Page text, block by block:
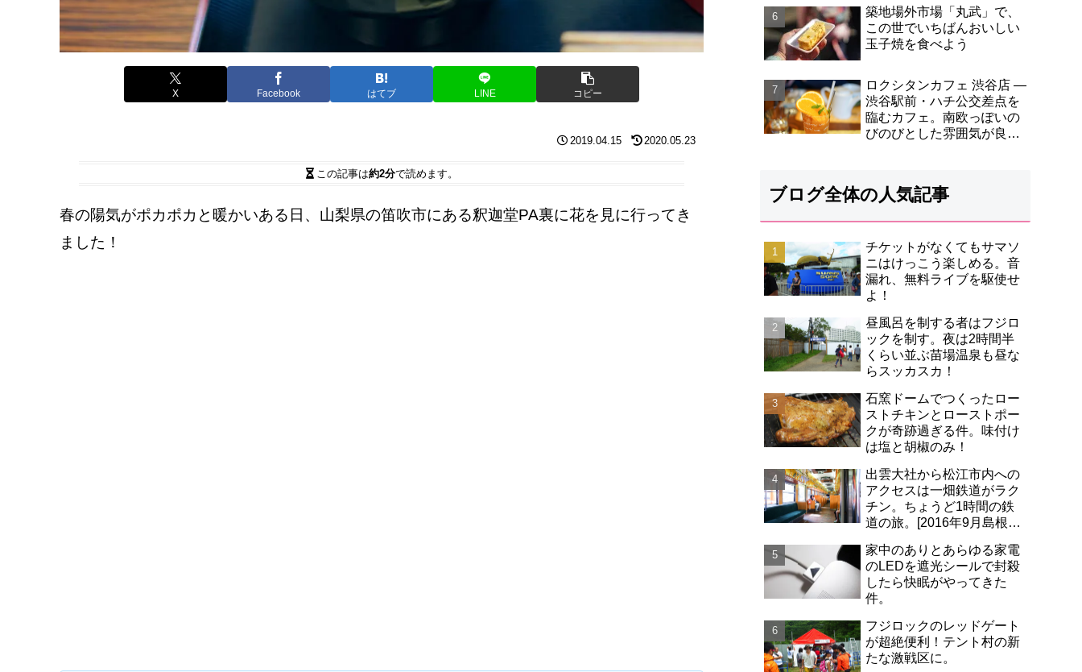
X Facebook はてブ LINE コピー
2019.04.15 2020.05.23
この記事は約2分で読めます。
春の陽気がポカポカと暖かいある日、山梨県の笛吹市にある釈迦堂PA裏に花を見に行ってき
ました！
築地場外市場「丸武」で、
この世でいちばんおいしい
玉子焼を食べよう
ロクシタンカフェ 渋谷店 ―
渋谷駅前・ハチ公交差点を
臨むカフェ。南欧っぽいの
びのびとした雰囲気が良か
ブログ全体の人気記事
チケットがなくてもサマソ
ニはけっこう楽しめる。音
漏れ、無料ライブを駆使せ
よ！
昼風呂を制する者はフジロ
ックを制す。夜は2時間半
くらい並ぶ苗場温泉も昼な
らスッカスカ！
石窯ドームでつくったロー
ストチキンとローストポー
クが奇跡過ぎる件。味付け
は塩と胡椒のみ！
出雲大社から松江市内への
アクセスは一畑鉄道がラク
チン。ちょうど1時間の鉄
道の旅。[2016年9月島根旅
家中のありとあらゆる家電
のLEDを遮光シールで封殺
したら快眠がやってきた
件。
フジロックのレッドゲート
が超絶便利！テント村の新
たな激戦区に。